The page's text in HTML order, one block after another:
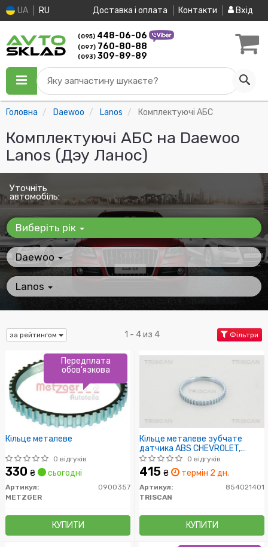
UA RU Доставка і оплата Контакти Вхід
(095) 448-06-06
(097) 760-80-88
(093) 309-89-89
Яку запчастину шукаєте?
Головна Daewoo Lanos Комплектуючі АБС
Комплектуючі АБС на Daewoo
Lanos (Дэу Ланос)
Уточніть
автомобіль:
Виберіть рік
Daewoo
Lanos
за рейтингом 1 - 4 из 4 Фільтри
Кільце металеве
0 відгуків
330 ₴ сьогодні
Артикул:
0900357
METZGER
КУПИТИ
Передплата
обов'язкова
Кільце металеве зубчате
датчика ABS CHEVROLET,
DAEWOO
0 відгуків
415 ₴ термін 2 дн.
Артикул:
854021401
TRISCAN
КУПИТИ